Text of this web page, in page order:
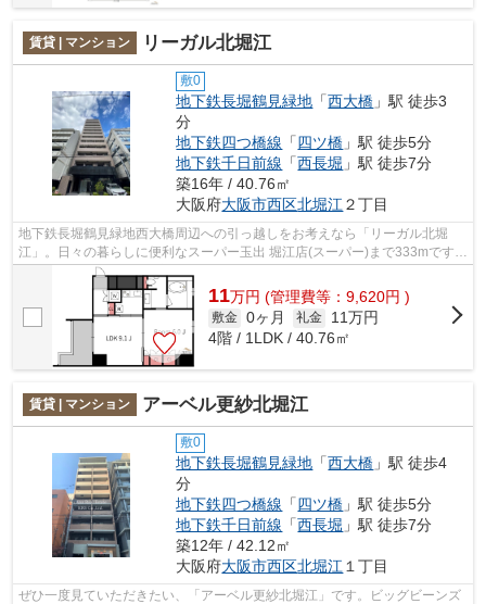
賃貸 | マンション リーガル北堀江
敷0
地下鉄長堀鶴見緑地 「西大橋 」駅 徒歩3
分
地下鉄四つ橋線 「四ツ橋 」駅 徒歩5分
地下鉄千日前線 「西長堀 」駅 徒歩7分
築16年 / 40.76㎡
大阪府大阪市西区北堀江 ２丁目
地下鉄長堀鶴見緑地西大橋周辺への引っ越しをお考えなら「リーガル北堀
江」。日々の暮らしに便利なスーパー玉出 堀江店(スーパー)まで333mです。
駅まで徒歩3分の位置に立地する、アク...
11万円 (管理費等：9,620円 )
敷金 0ヶ月 礼金
11万円
4階 / 1LDK / 40.76㎡
賃貸 | マンション アーベル更紗北堀江
敷0
地下鉄長堀鶴見緑地 「西大橋 」駅 徒歩4
分
地下鉄四つ橋線 「四ツ橋 」駅 徒歩5分
地下鉄千日前線 「西長堀 」駅 徒歩7分
築12年 / 42.12㎡
大阪府大阪市西区北堀江 １丁目
ぜひ一度見ていただきたい、「アーベル更紗北堀江」です。ビッグビーンズ